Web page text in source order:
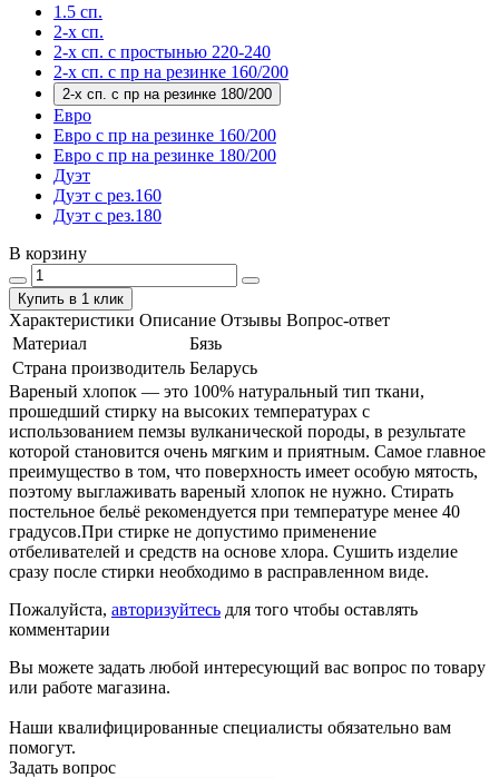
1.5 сп.
2-х сп.
2-х сп. с простынью 220-240
2-х сп. с пр на резинке 160/200
2-х сп. с пр на резинке 180/200
Евро
Евро с пр на резинке 160/200
Евро с пр на резинке 180/200
Дуэт
Дуэт с рез.160
Дуэт с рез.180
В корзину
Купить в 1 клик
Характеристики Описание Отзывы Вопрос-ответ
Материал
Бязь
Страна производитель Беларусь
Вареный хлопок — это 100% натуральный тип ткани,
прошедший стирку на высоких температурах с
использованием пемзы вулканической породы, в результате
которой становится очень мягким и приятным. Самое главное
преимущество в том, что поверхность имеет особую мятость,
поэтому выглаживать вареный хлопок не нужно. Стирать
постельное бельё рекомендуется при температуре менее 40
градусов.При стирке не допустимо применение
отбеливателей и средств на основе хлора. Сушить изделие
сразу после стирки необходимо в расправленном виде.
Пожалуйста, авторизуйтесь для того чтобы оставлять
комментарии
Вы можете задать любой интересующий вас вопрос по товару
или работе магазина.
Наши квалифицированные специалисты обязательно вам
помогут.
Задать вопрос